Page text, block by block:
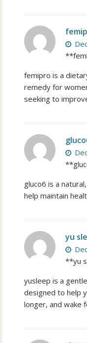
femipro is a
remedy for
seeking to
gluco6 is a
help maintain
yu
**yu
yusleep is a
designed to help
longer, and wake